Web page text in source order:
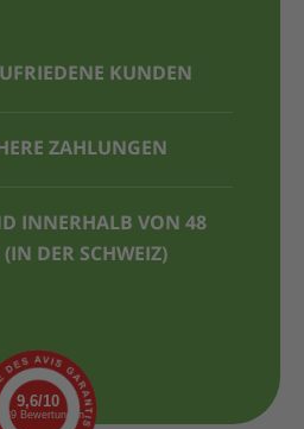
KUNDEN
ZAHLUNGEN
INNERHALB VON 48
DER SCHWEIZ)
9,6/10
Bewertungen